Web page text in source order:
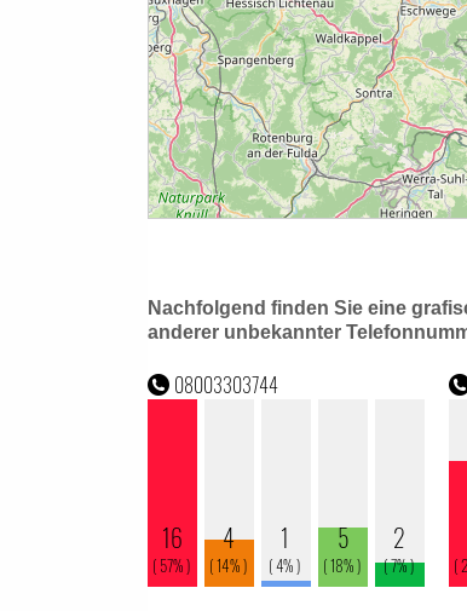
Nachfolgend finden Sie eine
anderer unbekannter